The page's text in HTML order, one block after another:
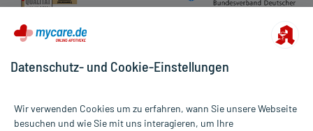
Datenschutz- und Cookie-Einstellungen
Wir verwenden Cookies um zu erfahren, wann Sie unsere Webseite
besuchen und wie Sie mit uns interagieren, um Ihre